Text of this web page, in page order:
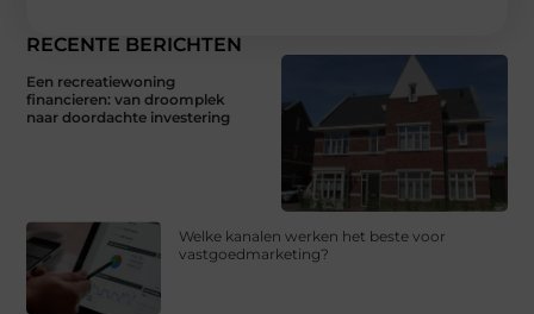
RECENTE BERICHTEN
Een recreatiewoning
financieren: van droomplek
naar doordachte investering
Welke kanalen werken het beste voor
vastgoedmarketing?